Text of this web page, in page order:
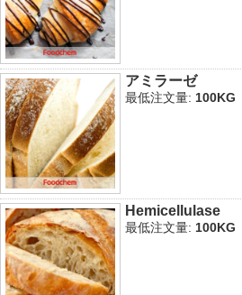
アミラーゼ
最低注文量: 100KG
Hemicellulase
最低注文量:100KG